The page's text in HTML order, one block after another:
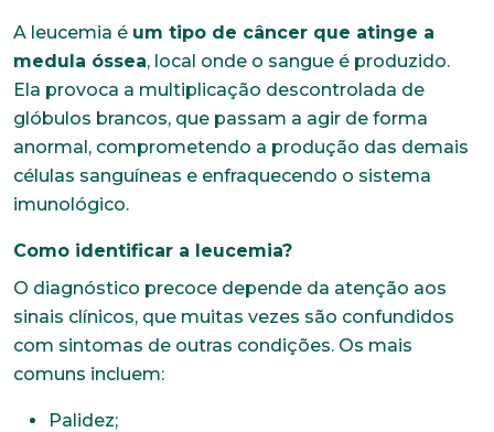
A leucemia é um tipo de câncer que atinge a
medula óssea, local onde o sangue é produzido.
Ela provoca a multiplicação descontrolada de
glóbulos brancos, que passam a agir de forma
anormal, comprometendo a produção das demais
células sanguíneas e enfraquecendo o sistema
imunológico.
Como identificar a leucemia?
O diagnóstico precoce depende da atenção aos
sinais clínicos, que muitas vezes são confundidos
com sintomas de outras condições. Os mais
comuns incluem:
Palidez;